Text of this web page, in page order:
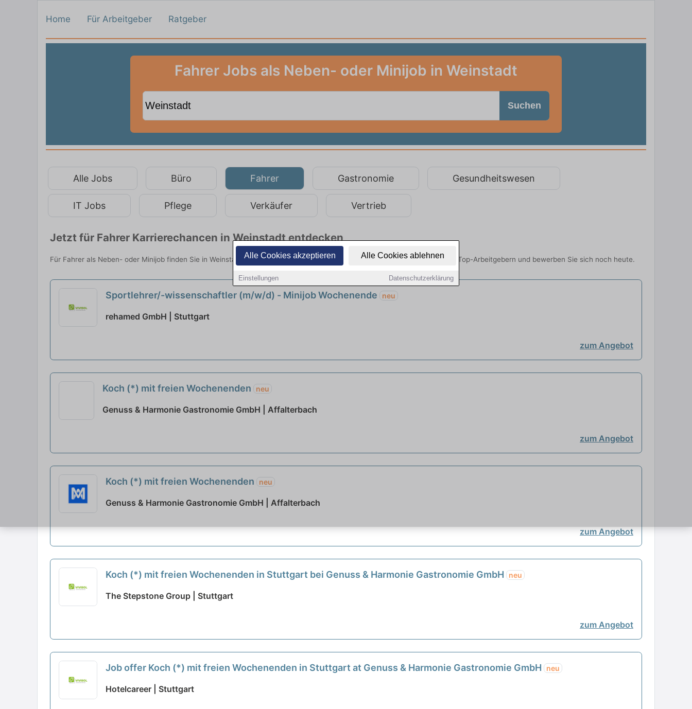
Alle Cookies akzeptieren Alle Cookies ablehnen
Einstellungen Datenschutzerklärung
Home Für Arbeitgeber Ratgeber
Fahrer Jobs als Neben- oder Minijob in Weinstadt
Suchen
Alle Jobs Büro Fahrer Gastronomie Gesundheitswesen
IT Jobs Pflege Verkäufer Vertrieb
Jetzt für Fahrer Karrierechancen in Weinstadt entdecken
Für Fahrer als Neben- oder Minijob finden Sie in Weinstadt hier die aktuellsten Angebote. Entdecken Sie freie Optionen von Top-Arbeitgebern und bewerben Sie sich noch heute.
Sportlehrer/-wissenschaftler (m/w/d) - Minijob Wochenende neu
rehamed GmbH | Stuttgart
zum Angebot
Koch (*) mit freien Wochenenden neu
Genuss & Harmonie Gastronomie GmbH | Affalterbach
zum Angebot
Koch (*) mit freien Wochenenden neu
Genuss & Harmonie Gastronomie GmbH | Affalterbach
zum Angebot
Koch (*) mit freien Wochenenden in Stuttgart bei Genuss & Harmonie Gastronomie GmbH neu
The Stepstone Group | Stuttgart
zum Angebot
Job offer Koch (*) mit freien Wochenenden in Stuttgart at Genuss & Harmonie Gastronomie GmbH neu
Hotelcareer | Stuttgart